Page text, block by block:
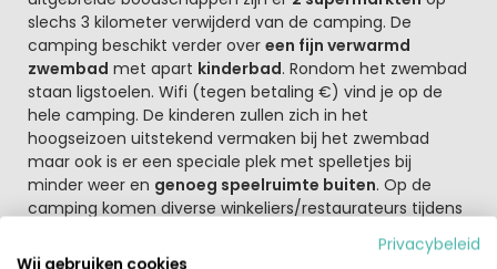
slechs 3 kilometer verwijderd van de camping. De
camping beschikt verder over een fijn verwarmd
zwembad met apart kinderbad. Rondom het zwembad
staan ligstoelen. Wifi (tegen betaling €) vind je op de
hele camping. De kinderen zullen zich in het
hoogseizoen uitstekend vermaken bij het zwembad
maar ook is er een speciale plek met spelletjes bij
minder weer en genoeg speelruimte buiten. Op de
camping komen diverse winkeliers/restaurateurs tijdens
Pizza's, fites en mosselen maar ook de locale producten.
Privacybeleid
Wij gebruiken cookies